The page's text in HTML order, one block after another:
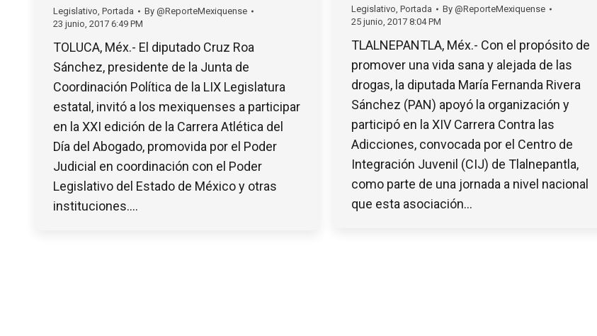
Legislativo Portada By @ReporteMexiquense
25 junio, 2017 8:04 PM
TLALNEPANTLA, Méx.- Con el propósito de
promover una vida sana y alejada de las
drogas, la diputada María Fernanda Rivera
Sánchez (PAN) apoyó la organización y
participó en la XIV Carrera Contra las
Adicciones, convocada por el Centro de
Integración Juvenil (CIJ) de Tlalnepantla,
como parte de una jornada a nivel nacional
que esta asociación…
Legislativo Portada By @ReporteMexiquense
23 junio, 2017 6:49 PM
TOLUCA, Méx.- El diputado Cruz Roa
Sánchez, presidente de la Junta de
Coordinación Política de la LIX Legislatura
estatal, invitó a los mexiquenses a participar
en la XXI edición de la Carrera Atlética del
Día del Abogado, promovida por el Poder
Judicial en coordinación con el Poder
Legislativo del Estado de México y otras
instituciones.…